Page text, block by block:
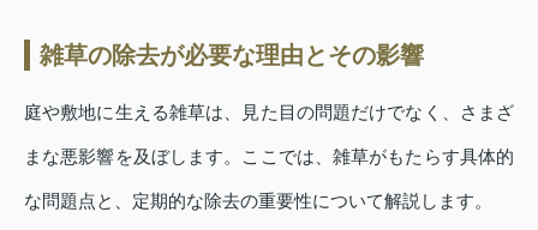
雑草の除去が必要な理由とその影響
庭や敷地に生える雑草は、見た目の問題だけでなく、さまざ
まな悪影響を及ぼします。ここでは、雑草がもたらす具体的
な問題点と、定期的な除去の重要性について解説します。